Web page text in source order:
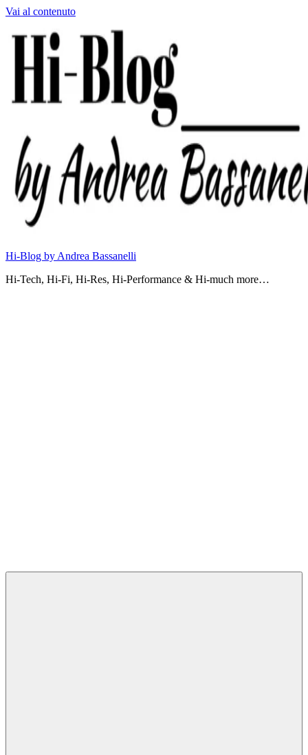
Vai al contenuto
Hi-Blog by Andrea Bassanelli
Hi-Tech, Hi-Fi, Hi-Res, Hi-Performance & Hi-much more…